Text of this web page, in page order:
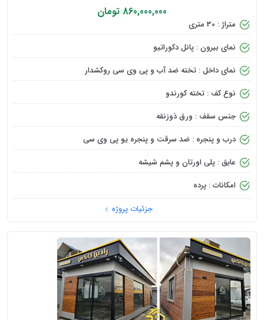
860,000,000 تومان
متراژ : 30 متری
نمای بیرون : پانل دکوراتیو
نمای داخل : تخته ضد آب و پی وی سی روکشدار
نوع کف : تخته کورندو
جنس سقف : ورق ذوزنقه
درب و پنجره : ضد سرقت و پنجره یو پی وی سی
عایق : پلی اورتان و پشم شیشه
امکانات : پرده
جزئیات پروژه